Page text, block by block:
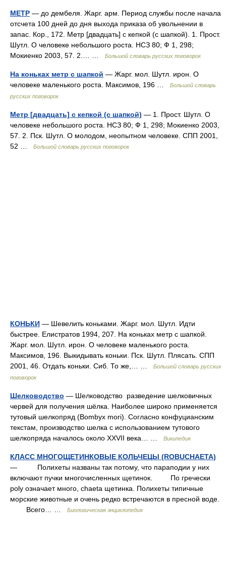
МЕТР — до дембеля. Жарг. арм. Период службы после начала
отсчета 100 дней до дня выхода приказа об увольнении в
запас. Кор., 172. Метр [двадцать] с кепкой (с шапкой). 1. Прост.
Шутл. О человеке небольшого роста. НСЗ 80; Ф 1, 298;
Мокиенко 2003, 57. 2.… …
Большой словарь русских поговорок
На коньках метр с шапкой — Жарг. мол. Шутл. ирон. О
человеке маленького роста. Максимов, 196 …
Большой словарь
русских поговорок
Метр [двадцать] с кепкой (с шапкой) — 1. Прост. Шутл. О
человеке небольшого роста. НСЗ 80; Ф 1, 298; Мокиенко 2003,
57. 2. Пск. Шутл. О молодом, неопытном человеке. СПП 2001,
52 …
Большой словарь русских поговорок
КОНЬКИ — Шевелить коньками. Жарг. мол. Шутл. Идти
быстрее. Елистратов 1994, 207. На коньках метр с шапкой.
Жарг. мол. Шутл. ирон. О человеке маленького роста.
Максимов, 196. Выкидывать коньки. Пск. Шутл. Плясать. СПП
2001, 46. Отдать коньки. Сиб. То же,… …
Большой словарь русских
поговорок
Шелководство — Шелководство разведение шелковичных
червей для получения шёлка. Наиболее широко применяется
тутовый шелкопряд (Bombyx mori). Согласно конфуцианским
текстам, производство шелка с использованием тутового
шелкопряда началось около XXVII века… …
Википедия
КЛАСС МНОГОЩЕТИНКОВЫЕ КОЛЬЧЕЦЫ (ROBUСНАЕТА)
— Полихеты названы так потому, что параподии у них
включают пучки многочисленных щетинок. По гречески
poly означает много, chaeta щетинка. Полихеты типичные
морские животные и очень редко встречаются в пресной воде.
Всего… …
Биологическая энциклопедия